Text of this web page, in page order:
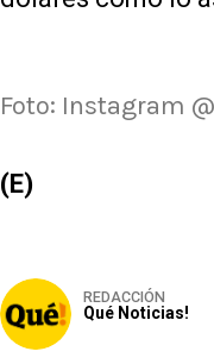
Foto: Instagram
(E)
REDACCIÓN
Qué Noticias!